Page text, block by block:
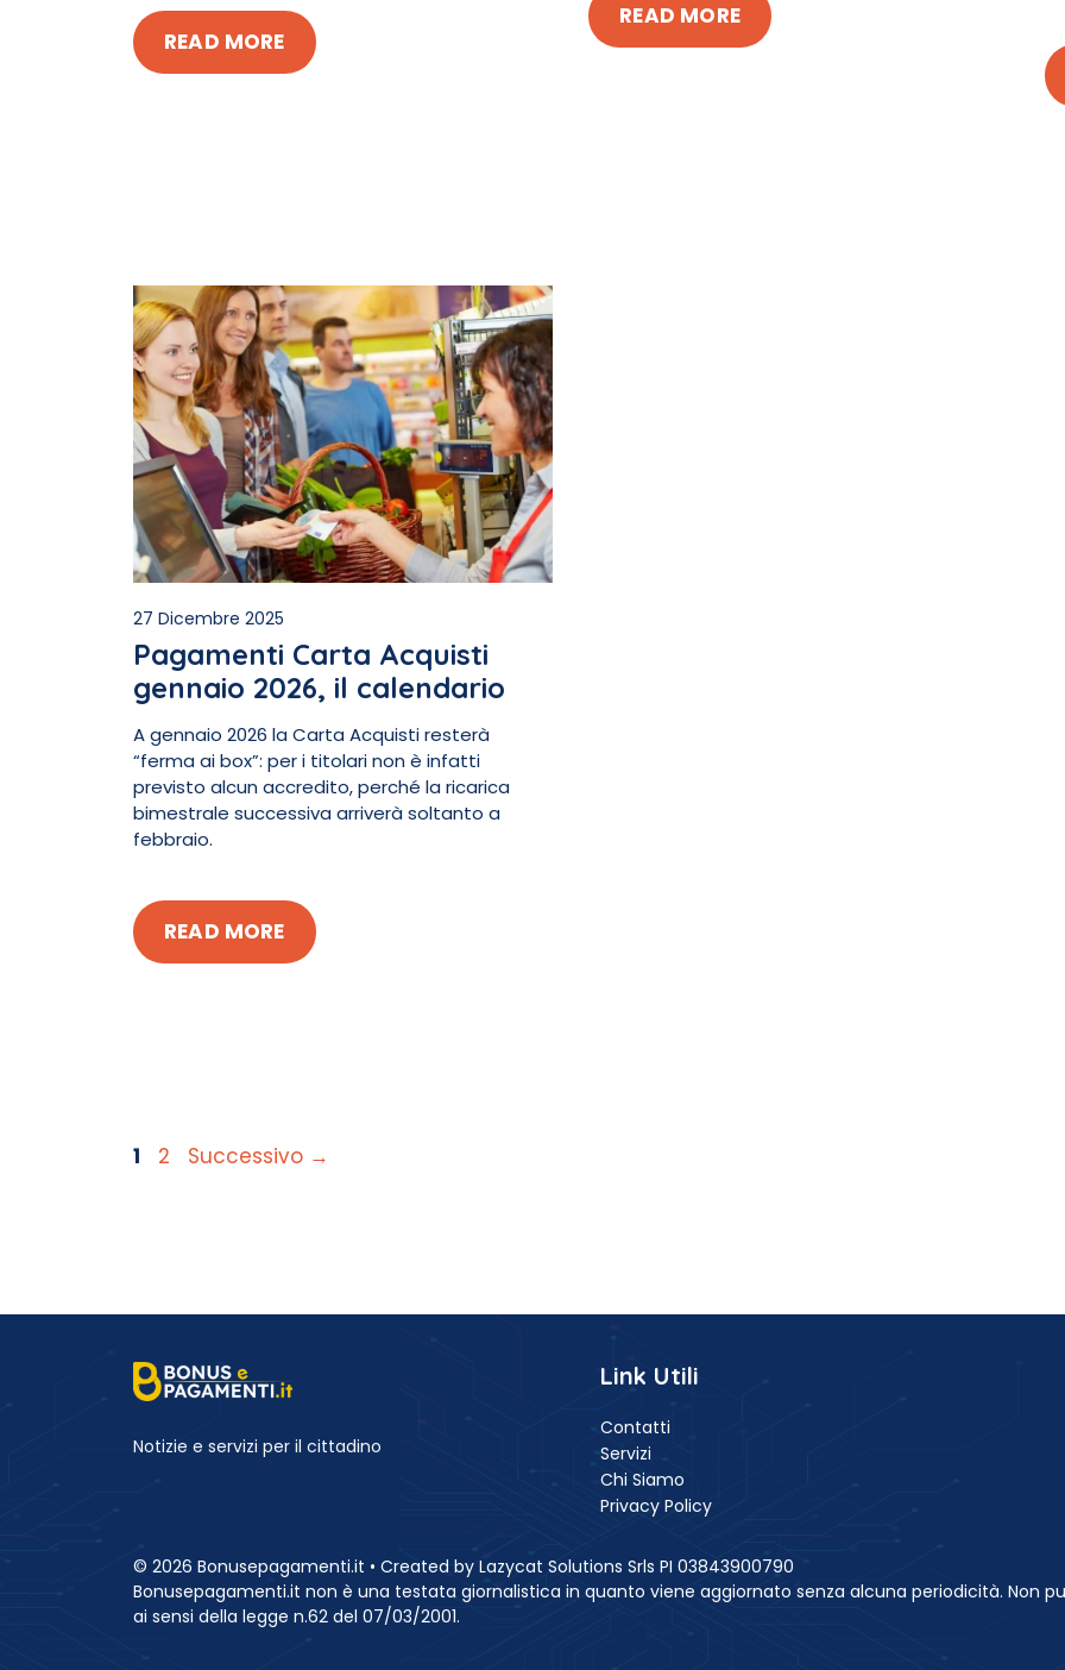
READ MORE
READ MORE
27 Dicembre 2025
Pagamenti Carta Acquisti
gennaio 2026, il calendario
A gennaio 2026 la Carta Acquisti resterà
“ferma ai box”: per i titolari non è infatti
previsto alcun accredito, perché la ricarica
bimestrale successiva arriverà soltanto a
febbraio.
READ MORE
Pagina
1 Pagina
2 Successivo →
Notizie e servizi per il cittadino
Link Utili
Contatti
Servizi
Chi Siamo
Privacy Policy
© 2026 Bonusepagamenti.it • Created by Lazycat Solutions Srls PI 03843900790
Bonusepagamenti.it non è una testata giornalistica in quanto viene aggiornato senza alcuna periodicità. Non
ai sensi della legge n.62 del 07/03/2001.